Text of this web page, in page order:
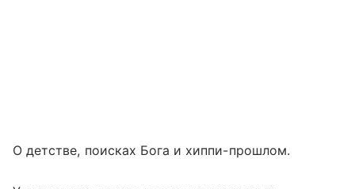
О детстве, поисках Бога и хиппи-прошлом.